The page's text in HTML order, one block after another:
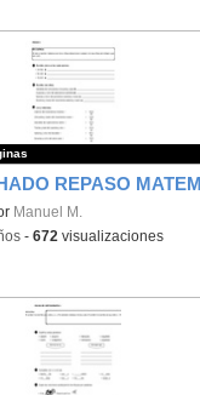
Manuel M.
-672 visualizaciones